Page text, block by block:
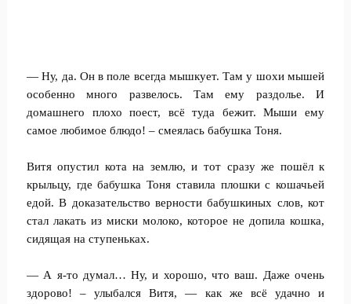
— Ну, да. Он в поле всегда мышкует. Там у шохи мышей
особенно много развелось. Там ему раздолье. И
домашнего плохо поест, всё туда бежит. Мыши ему
самое любимое блюдо! – смеялась бабушка Тоня.
Витя опустил кота на землю, и тот сразу же пошёл к
крыльцу, где бабушка Тоня ставила плошки с кошачьей
едой. В доказательство верности бабушкиных слов, кот
стал лакать из миски молоко, которое не допила кошка,
сидящая на ступеньках.
— А я-то думал… Ну, и хорошо, что ваш. Даже очень
здорово! – улыбался Витя, — как же всё удачно и